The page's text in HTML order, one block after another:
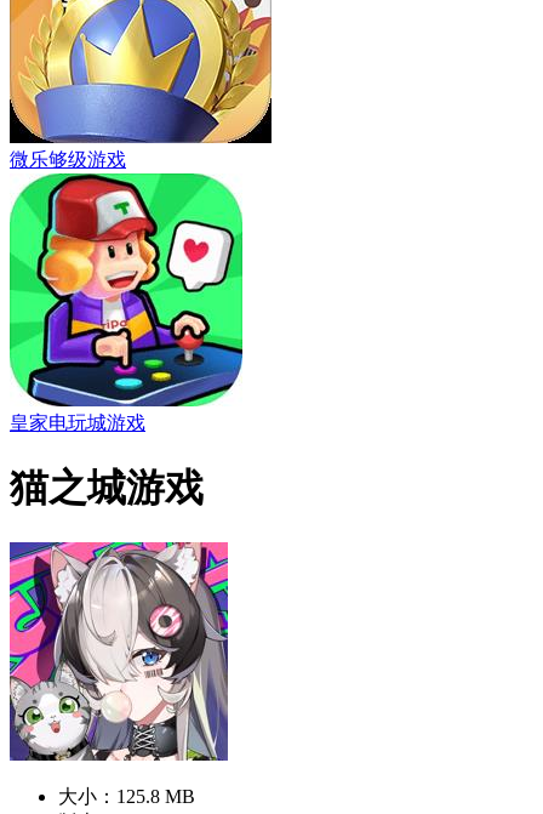
微乐够级游戏
皇家电玩城游戏
猫之城游戏
大小：125.8 MB